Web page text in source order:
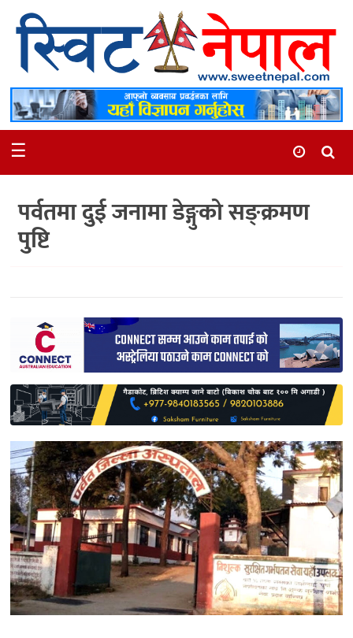
समाचार
स्थानीय
मनोरञ्जन
अन्तर्वार्ता
समाज
भिडियो
साहित्य
प्रदेश
English
☰
पर्वतमा दुई जनामा डेङ्गुको सङ्क्रमण
पुष्टि